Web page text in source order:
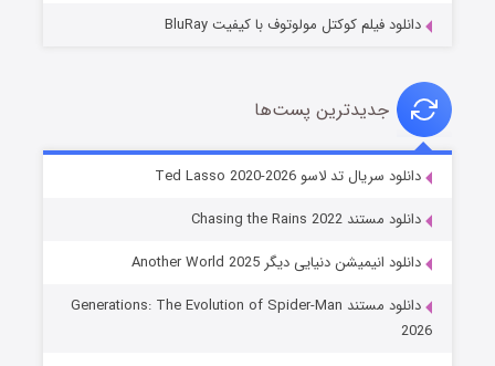
خاندان اژدها فصل ۳
دانلود فیلم کوکتل مولوتوف با کیفیت BluRay
جدیدترین پست‌ها
دانلود سریال تد لاسو Ted Lasso 2020-2026
دانلود مستند Chasing the Rains 2022
دانلود انیمیشن دنیایی دیگر Another World 2025
دانلود مستند Generations: The Evolution of Spider-Man
2026